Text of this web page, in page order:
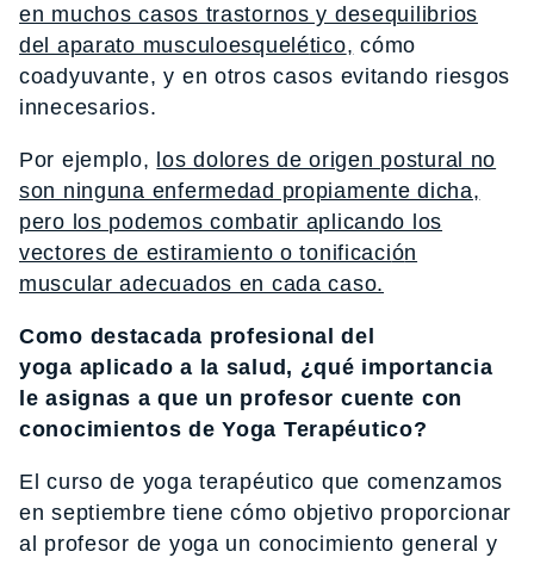
en muchos casos trastornos y desequilibrios
del aparato musculoesquelético, cómo
coadyuvante, y en otros casos evitando riesgos
innecesarios.
Por ejemplo, los dolores de origen postural no
son ninguna enfermedad propiamente dicha,
pero los podemos combatir aplicando los
vectores de estiramiento o tonificación
muscular adecuados en cada caso.
Como destacada profesional del
yoga aplicado a la salud, ¿qué importancia
le asignas a que un profesor cuente con
conocimientos de Yoga Terapéutico?
El curso de yoga terapéutico que comenzamos
en septiembre tiene cómo objetivo proporcionar
al profesor de yoga un conocimiento general y